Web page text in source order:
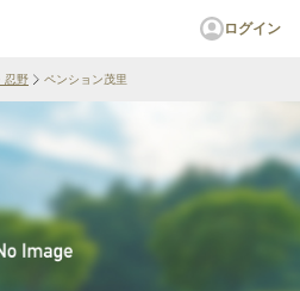
ログイン
忍野 ペンション茂里